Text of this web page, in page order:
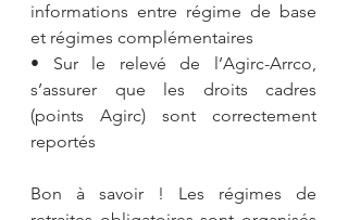
informations entre régime de base
et régimes complémentaires
• Sur le relevé de l’Agirc-Arrco,
s’assurer que les droits cadres
(points Agirc) sont correctement
reportés
Bon à savoir ! Les régimes de